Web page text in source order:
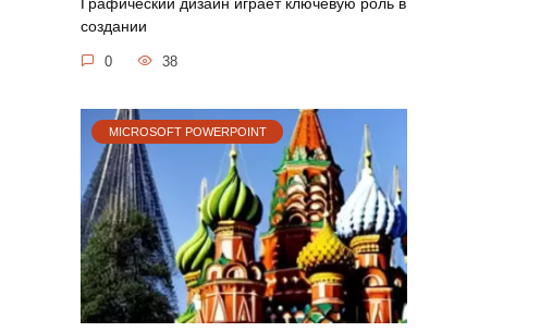
Графический дизайн играет ключевую роль в
создании
0 38
MICROSOFT POWERPOINT